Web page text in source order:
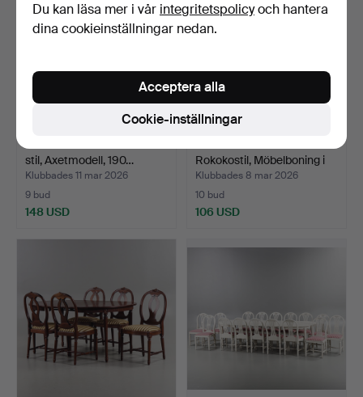
stil, Axetmodell, 190…
Klubbades 11 mar 2026
9 bud
148 USD
Rokokostil, Möbelboning i
Tib…
Klubbades 8 mar 2026
10 bud
106 USD
Du kan läsa mer i vår integritetspolicyoch hantera
dina cookieinställningar nedan.
Cookie-inställningar
Acceptera alla